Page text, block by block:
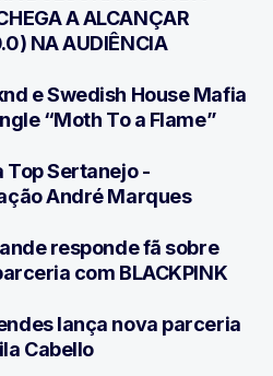
A ALCANÇAR
NA AUDIÊNCIA
e Swedish House Mafia
“Moth To a Flame”
Top Sertanejo -
André Marques
responde fã sobre
com BLACKPINK
lança nova parceria
Cabello